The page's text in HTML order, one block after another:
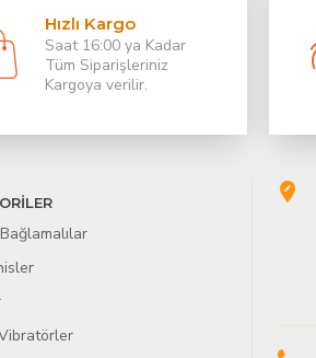
Hızlı Kargo
Saat 16:00 ya Kadar
Tüm Siparişleriniz
Kargoya verilir.
Vibratörler